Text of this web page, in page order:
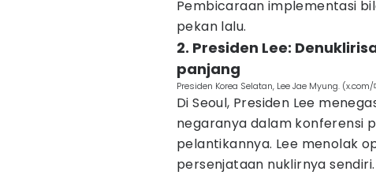
Pembicaraan implementasi
pekan lalu.
2. Presiden Lee:
panjang
Presiden Korea Selatan, Lee Jae Myung. (x.com/
Di Seoul, Presiden Lee
negaranya dalam konferensi
pelantikannya. Lee menolak
persenjataan nuklirnya sendiri.